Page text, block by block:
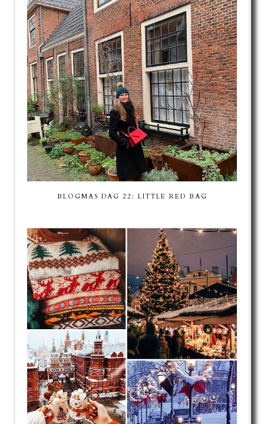
BLOGMAS DAG 22: LITTLE RED BAG